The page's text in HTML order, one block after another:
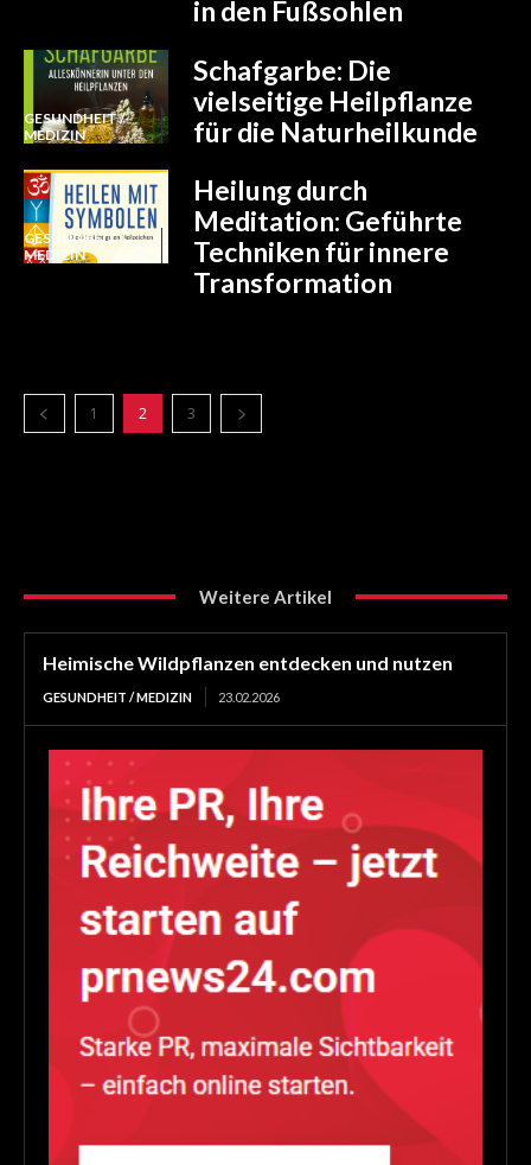
in den Fußsohlen
GESUNDHEIT /
MEDIZIN
Schafgarbe: Die
vielseitige Heilpflanze
für die Naturheilkunde
GESUNDHEIT /
MEDIZIN
Heilung durch
Meditation: Geführte
Techniken für innere
Transformation
1 2 3
Weitere Artikel
Heimische Wildpflanzen entdecken und nutzen
GESUNDHEIT / MEDIZIN 23.02.2026